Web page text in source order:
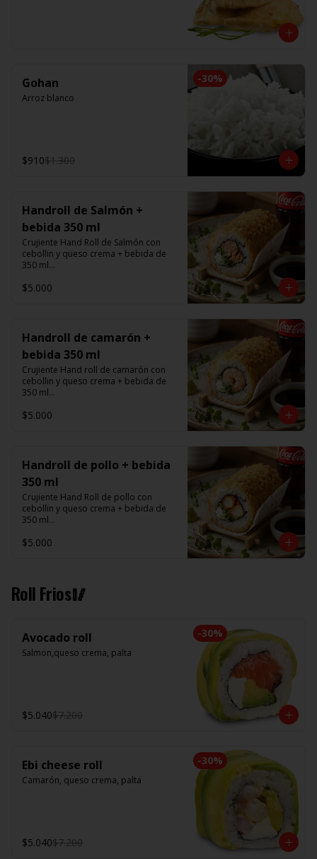
-30%
Gohan
Arroz blanco
$910$1.300
Handroll de Salmón +
bebida 350 ml
Crujiente Hand Roll de Salmón con
cebollin y queso crema + bebida de
350 ml
Promoción valida de Lunes a viernes
$5.000
Handroll de camarón +
bebida 350 ml
Crujiente Hand roll de camarón con
cebollin y queso crema + bebida de
350 ml
Promoción valida de Lunes a viernes
$5.000
Handroll de pollo + bebida
350 ml
Crujiente Hand Roll de pollo con
cebollin y queso crema + bebida de
350 ml
Promoción valida de Lunes a viernes
$5.000
Roll Frios🥢
-30%
Avocado roll
Salmon,queso crema, palta
$5.040$7.200
-30%
Ebi cheese roll
Camarón, queso crema, palta
$5.040$7.200